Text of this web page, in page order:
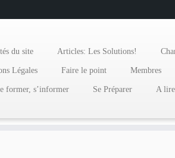
du site Articles: Les Solutions!
Légales Faire le point Membres
former, s’informer Se Préparer A